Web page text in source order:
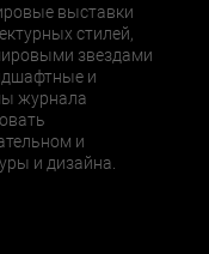
выставки
стилей,
звездами
и
журнала
и
и дизайна.